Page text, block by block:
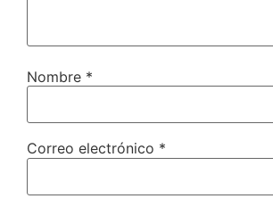
Nombre *
Correo electrónico *